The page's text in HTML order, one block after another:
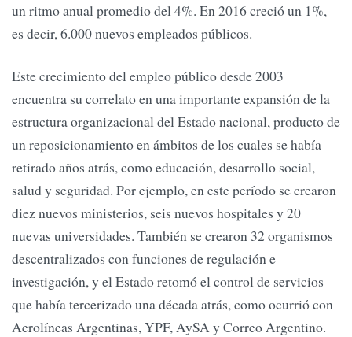
un ritmo anual promedio del 4%. En 2016 creció un 1%,
es decir, 6.000 nuevos empleados públicos.
Este crecimiento del empleo público desde 2003
encuentra su correlato en una importante expansión de la
estructura organizacional del Estado nacional, producto de
un reposicionamiento en ámbitos de los cuales se había
retirado años atrás, como educación, desarrollo social,
salud y seguridad. Por ejemplo, en este período se crearon
diez nuevos ministerios, seis nuevos hospitales y 20
nuevas universidades. También se crearon 32 organismos
descentralizados con funciones de regulación e
investigación, y el Estado retomó el control de servicios
que había tercerizado una década atrás, como ocurrió con
Aerolíneas Argentinas, YPF, AySA y Correo Argentino.